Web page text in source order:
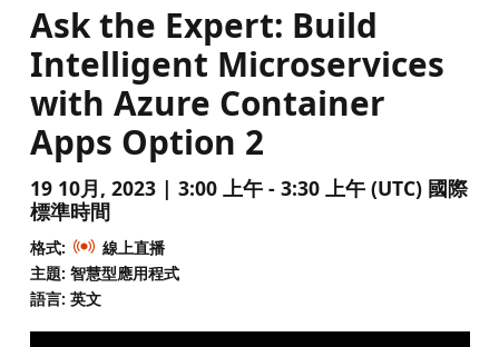
Ask the Expert: Build
Intelligent Microservices
with Azure Container
Apps Option 2
19 10月, 2023 | 3:00 上午 - 3:30 上午 (UTC) 國際
標準時間
格式:
線上直播
主題: 智慧型應用程式
語言: 英文